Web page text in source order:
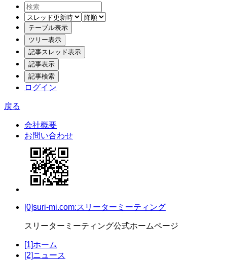
ログイン
戻る
会社概要
お問い合わせ
[0]suri-mi.com:スリーターミーティング
スリーターミーティング公式ホームページ
[1]ホーム
[2]ニュース